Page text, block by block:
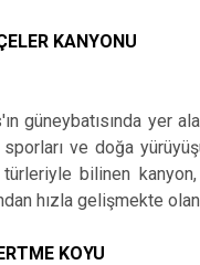
KANYONU
güneybatısında yer
ve doğa
bilinen
hızla gelişmekte
KOYU